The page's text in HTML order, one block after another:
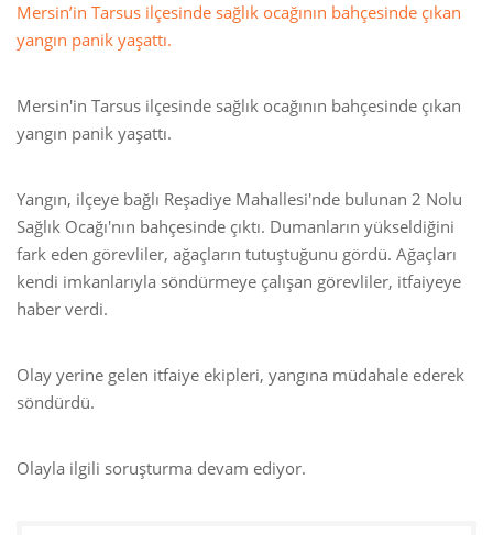
Mersin’in Tarsus ilçesinde sağlık ocağının bahçesinde çıkan
yangın panik yaşattı.
Mersin'in Tarsus ilçesinde sağlık ocağının bahçesinde çıkan
yangın panik yaşattı.
Yangın, ilçeye bağlı Reşadiye Mahallesi'nde bulunan 2 Nolu
Sağlık Ocağı'nın bahçesinde çıktı. Dumanların yükseldiğini
fark eden görevliler, ağaçların tutuştuğunu gördü. Ağaçları
kendi imkanlarıyla söndürmeye çalışan görevliler, itfaiyeye
haber verdi.
Olay yerine gelen itfaiye ekipleri, yangına müdahale ederek
söndürdü.
Olayla ilgili soruşturma devam ediyor.